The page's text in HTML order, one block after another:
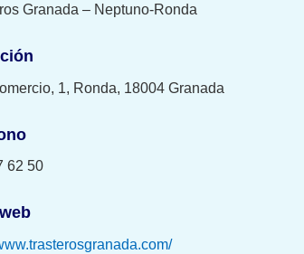
Granada – Neptuno-Ronda
1, Ronda, 18004 Granada
62 50